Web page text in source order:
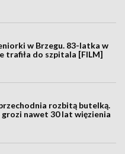
w Brzegu. 83-latka w
trafiła do szpitala [FILM]
rozbitą butelką.
grozi nawet 30 lat więzienia